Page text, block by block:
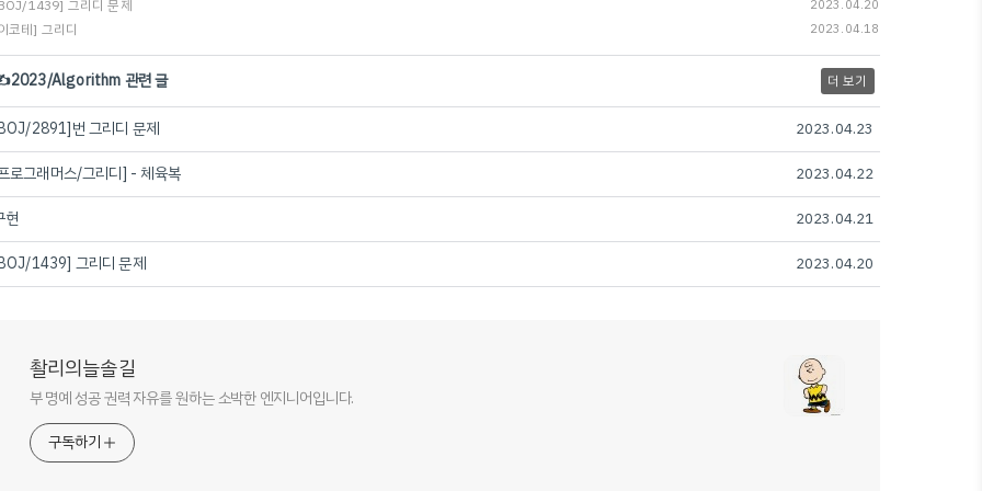
1439] 그리디 문제 2023.04.20
코테] 그리디 2023.04.18
Algorithm 관련 글 더 보기
2891]번 그리디 문제 2023.04.23
로그래머스/그리디] - 체육복 2023.04.22
현 2023.04.21
1439] 그리디 문제 2023.04.20
촬리의늘솔길
부 명예 성공 권력 자유를 원하는 소박한 엔지니어입니다.
구독하기